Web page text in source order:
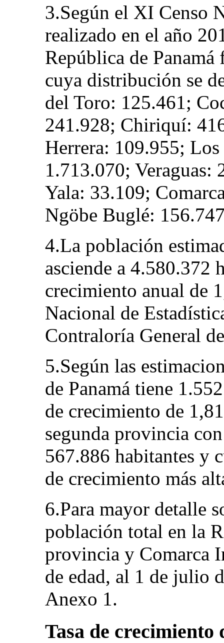
3.Según el XI Censo
realizado en el año
República de
cuya distribución se
del Toro: 125.461;
241.928; Chiriquí:
Herrera: 109.955;
1.713.070; Veraguas:
Yala: 33.109;
Ngöbe Buglé:
4.La población
asciende a 4.580.372
crecimiento anual de
Nacional de
Contraloría General
5.Según las
de Panamá tiene
de crecimiento de
segunda provincia
567.886 habitantes y
de crecimiento más
6.Para mayor detalle
población total en la
provincia y Comarca
de edad, al 1 de julio
Anexo 1.
Tasa de crecimiento